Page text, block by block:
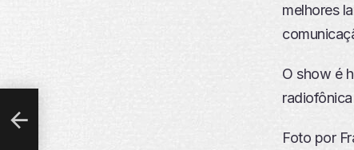
melhores
O show é
Foto por